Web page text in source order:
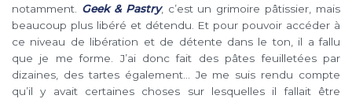
notamment. Geek & Pastry, c’est un grimoire pâtissier, mais
beaucoup plus libéré et détendu. Et pour pouvoir accéder à
ce niveau de libération et de détente dans le ton, il a fallu
que je me forme. J’ai donc fait des pâtes feuilletées par
dizaines, des tartes également… Je me suis rendu compte
qu’il y avait certaines choses sur lesquelles il fallait être